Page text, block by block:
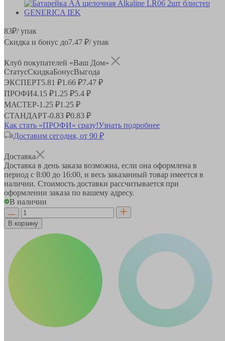
83₽/ упак
Скидка и бонус до7.47 ₽/ упак
Клуб покупателей «Ваш Дом»
СтатусСкидкаБонусВыгода
ЭКСПЕРТ5.81 ₽1.66 ₽7.47 ₽
ПРОФИ4.15 ₽1.25 ₽5.4 ₽
МАСТЕР-1.25 ₽1.25 ₽
СТАНДАРТ-0.83 ₽0.83 ₽
Как стать «ПРОФИ» сразу!Узнать подробнее
Доставим сегодня, от 90 ₽
Доставка
Доставка в день заказа возможна, если она оформлена в
период с 8:00 до 16:00, и весь заказанный товар имеется в
наличии. Стоимость доставки рассчитывается при
оформлении заказа по вашему адресу.
В наличии
В корзину